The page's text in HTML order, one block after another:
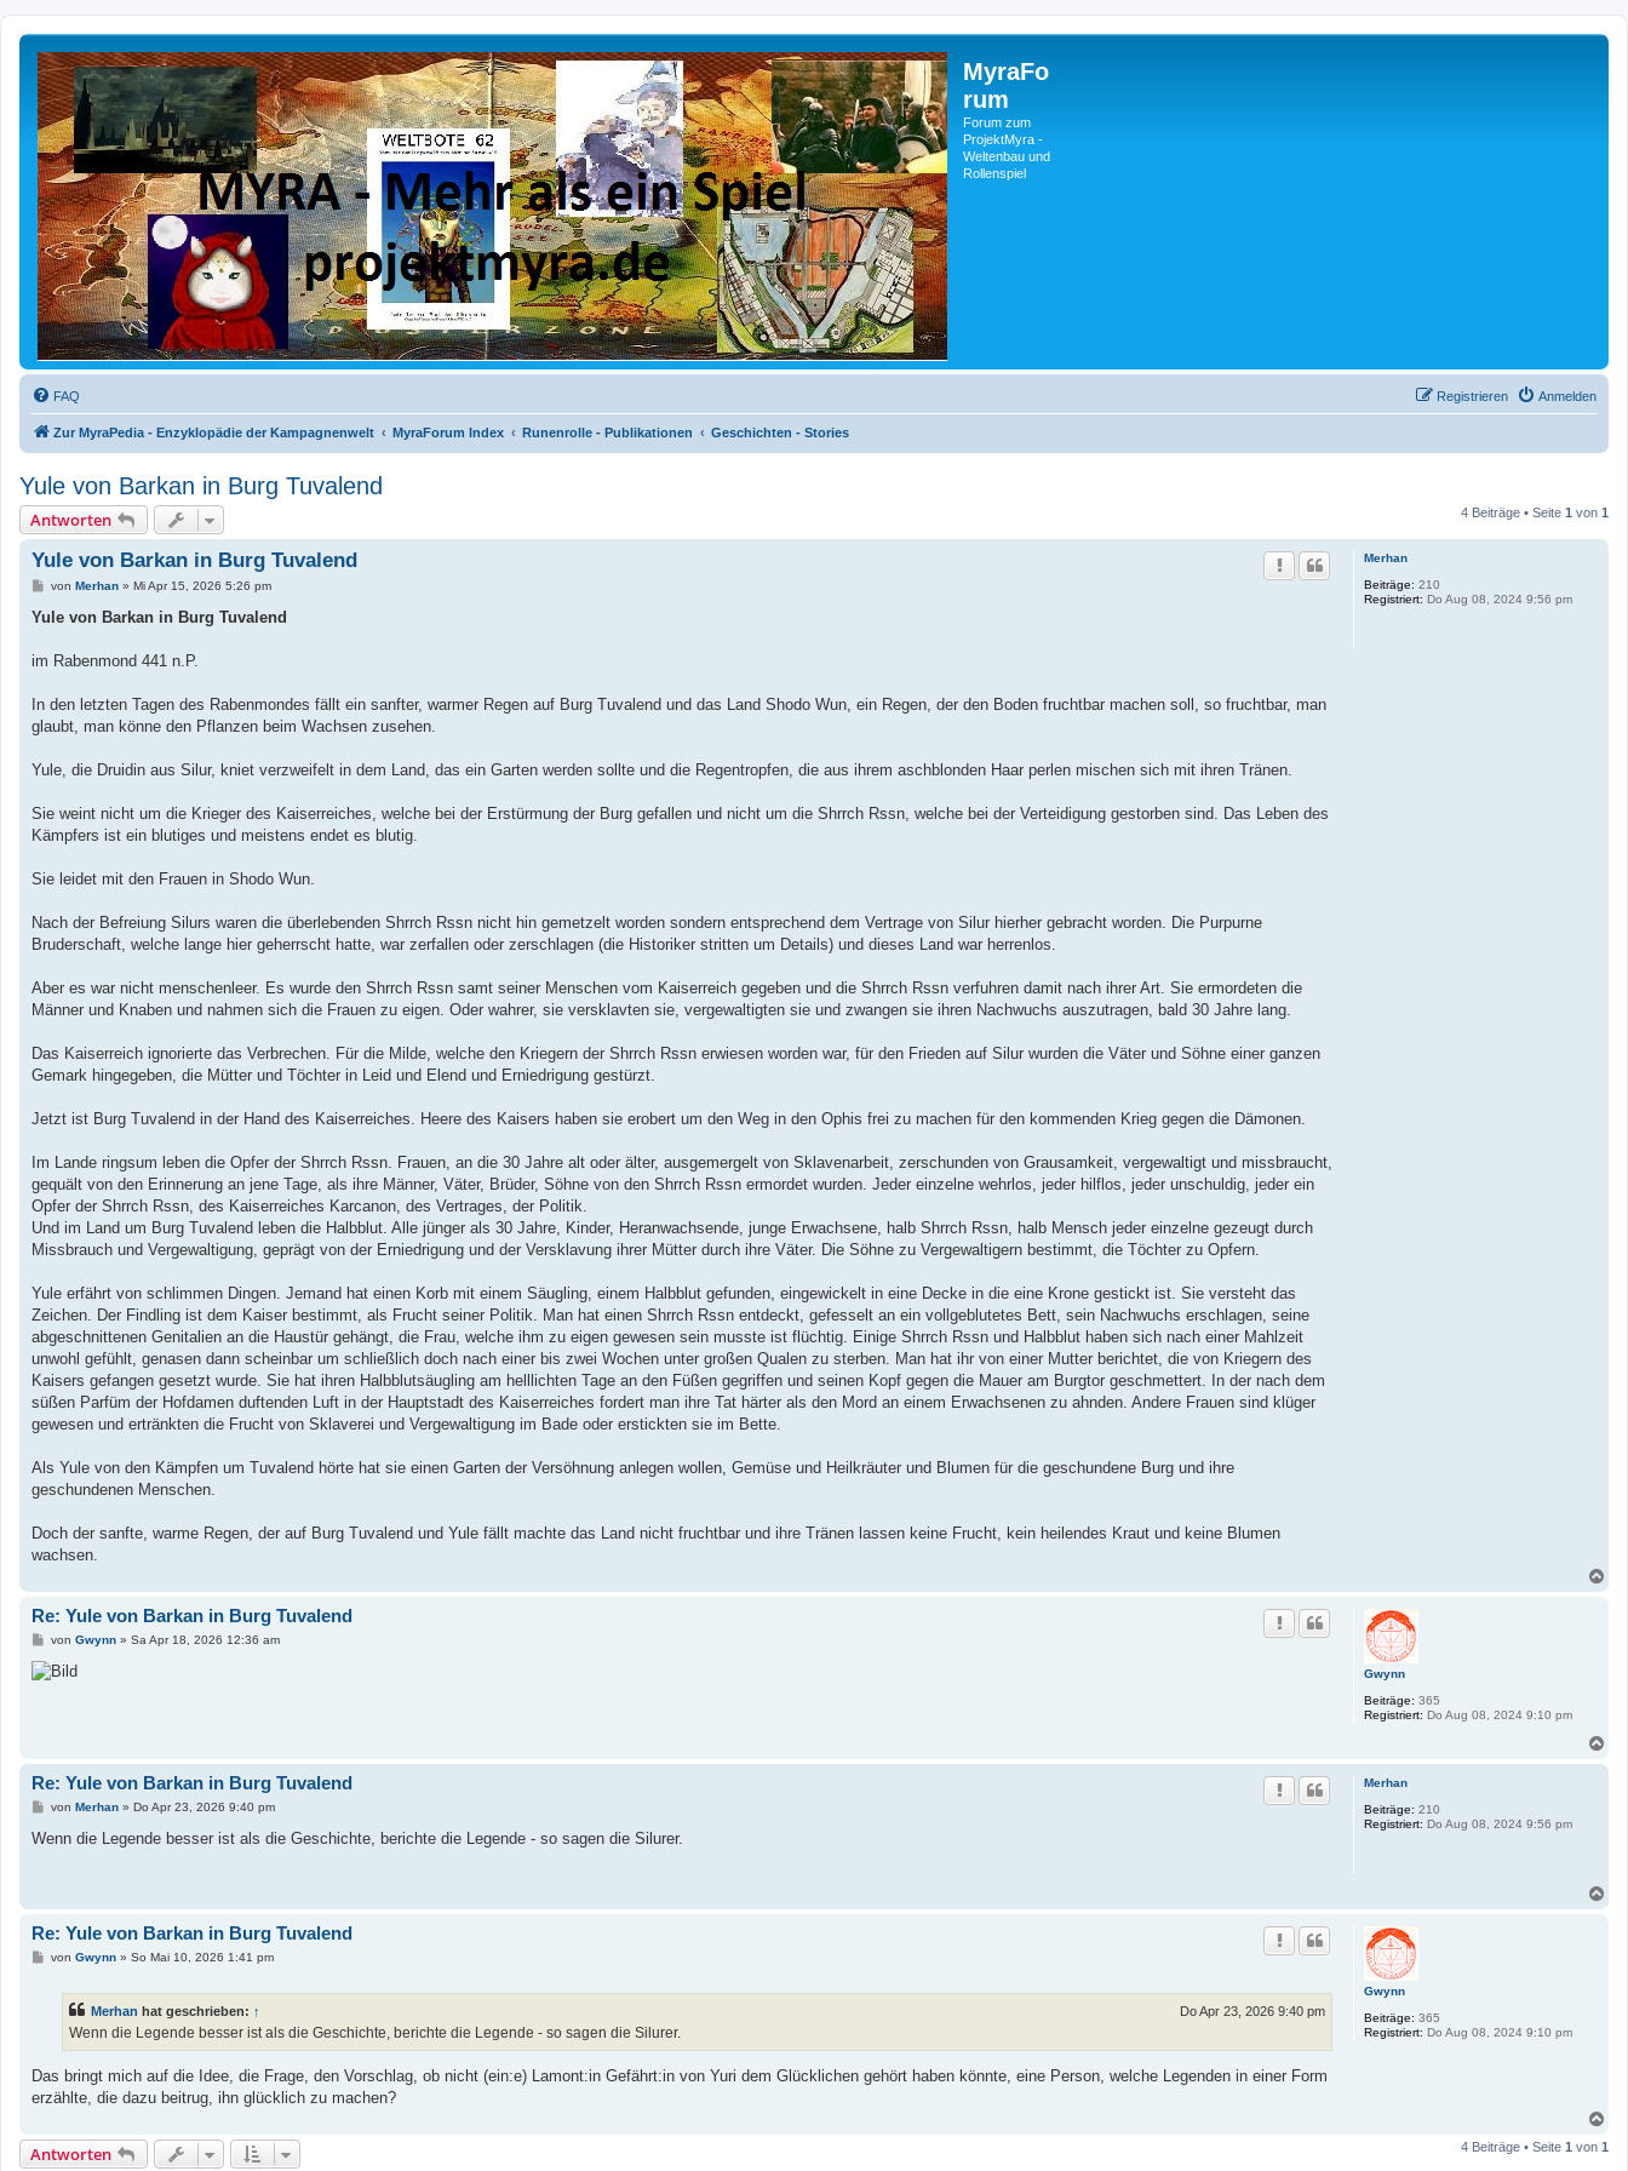
MyraFo
rum
Forum zum
ProjektMyra -
Weltenbau und
Rollenspiel
FAQ Anmelden
Registrieren
Zur MyraPedia - Enzyklopädie der Kampagnenwelt MyraForum Index Runenrolle - Publikationen Geschichten - Stories
Yule von Barkan in Burg Tuvalend
Antworten 4 Beiträge • Seite 1 von 1
Merhan
Beiträge: 210
Registriert: Do Aug 08, 2024 9:56 pm
Yule von Barkan in Burg Tuvalend
B
i
a
von Merhan» Mi Apr 15, 2026 5:26 pm
Yule von Barkan in Burg Tuvalend
im Rabenmond 441 n.P.
In den letzten Tagen des Rabenmondes fällt ein sanfter, warmer Regen auf Burg Tuvalend und das Land Shodo Wun, ein Regen, der den Boden fruchtbar machen soll, so fruchtbar, man
glaubt, man könne den Pflanzen beim Wachsen zusehen.
Yule, die Druidin aus Silur, kniet verzweifelt in dem Land, das ein Garten werden sollte und die Regentropfen, die aus ihrem aschblonden Haar perlen mischen sich mit ihren Tränen.
Sie weint nicht um die Krieger des Kaiserreiches, welche bei der Erstürmung der Burg gefallen und nicht um die Shrrch Rssn, welche bei der Verteidigung gestorben sind. Das Leben des
Kämpfers ist ein blutiges und meistens endet es blutig.
Sie leidet mit den Frauen in Shodo Wun.
Nach der Befreiung Silurs waren die überlebenden Shrrch Rssn nicht hin gemetzelt worden sondern entsprechend dem Vertrage von Silur hierher gebracht worden. Die Purpurne
Bruderschaft, welche lange hier geherrscht hatte, war zerfallen oder zerschlagen (die Historiker stritten um Details) und dieses Land war herrenlos.
Aber es war nicht menschenleer. Es wurde den Shrrch Rssn samt seiner Menschen vom Kaiserreich gegeben und die Shrrch Rssn verfuhren damit nach ihrer Art. Sie ermordeten die
Männer und Knaben und nahmen sich die Frauen zu eigen. Oder wahrer, sie versklavten sie, vergewaltigten sie und zwangen sie ihren Nachwuchs auszutragen, bald 30 Jahre lang.
Das Kaiserreich ignorierte das Verbrechen. Für die Milde, welche den Kriegern der Shrrch Rssn erwiesen worden war, für den Frieden auf Silur wurden die Väter und Söhne einer ganzen
Gemark hingegeben, die Mütter und Töchter in Leid und Elend und Erniedrigung gestürzt.
Jetzt ist Burg Tuvalend in der Hand des Kaiserreiches. Heere des Kaisers haben sie erobert um den Weg in den Ophis frei zu machen für den kommenden Krieg gegen die Dämonen.
Im Lande ringsum leben die Opfer der Shrrch Rssn. Frauen, an die 30 Jahre alt oder älter, ausgemergelt von Sklavenarbeit, zerschunden von Grausamkeit, vergewaltigt und missbraucht,
gequält von den Erinnerung an jene Tage, als ihre Männer, Väter, Brüder, Söhne von den Shrrch Rssn ermordet wurden. Jeder einzelne wehrlos, jeder hilflos, jeder unschuldig, jeder ein
Opfer der Shrrch Rssn, des Kaiserreiches Karcanon, des Vertrages, der Politik.
Und im Land um Burg Tuvalend leben die Halbblut. Alle jünger als 30 Jahre, Kinder, Heranwachsende, junge Erwachsene, halb Shrrch Rssn, halb Mensch jeder einzelne gezeugt durch
Missbrauch und Vergewaltigung, geprägt von der Erniedrigung und der Versklavung ihrer Mütter durch ihre Väter. Die Söhne zu Vergewaltigern bestimmt, die Töchter zu Opfern.
Yule erfährt von schlimmen Dingen. Jemand hat einen Korb mit einem Säugling, einem Halbblut gefunden, eingewickelt in eine Decke in die eine Krone gestickt ist. Sie versteht das
Zeichen. Der Findling ist dem Kaiser bestimmt, als Frucht seiner Politik. Man hat einen Shrrch Rssn entdeckt, gefesselt an ein vollgeblutetes Bett, sein Nachwuchs erschlagen, seine
abgeschnittenen Genitalien an die Haustür gehängt, die Frau, welche ihm zu eigen gewesen sein musste ist flüchtig. Einige Shrrch Rssn und Halbblut haben sich nach einer Mahlzeit
unwohl gefühlt, genasen dann scheinbar um schließlich doch nach einer bis zwei Wochen unter großen Qualen zu sterben. Man hat ihr von einer Mutter berichtet, die von Kriegern des
Kaisers gefangen gesetzt wurde. Sie hat ihren Halbblutsäugling am helllichten Tage an den Füßen gegriffen und seinen Kopf gegen die Mauer am Burgtor geschmettert. In der nach dem
süßen Parfüm der Hofdamen duftenden Luft in der Hauptstadt des Kaiserreiches fordert man ihre Tat härter als den Mord an einem Erwachsenen zu ahnden. Andere Frauen sind klüger
gewesen und ertränkten die Frucht von Sklaverei und Vergewaltigung im Bade oder erstickten sie im Bette.
Als Yule von den Kämpfen um Tuvalend hörte hat sie einen Garten der Versöhnung anlegen wollen, Gemüse und Heilkräuter und Blumen für die geschundene Burg und ihre
geschundenen Menschen.
Doch der sanfte, warme Regen, der auf Burg Tuvalend und Yule fällt machte das Land nicht fruchtbar und ihre Tränen lassen keine Frucht, kein heilendes Kraut und keine Blumen
wachsen.
Gwynn
Beiträge: 365
Registriert: Do Aug 08, 2024 9:10 pm
Re: Yule von Barkan in Burg Tuvalend
B
i
t
von Gwynn» Sa Apr 18, 2026 12:36 am
Merhan
Beiträge: 210
Registriert: Do Aug 08, 2024 9:56 pm
Re: Yule von Barkan in Burg Tuvalend
B
i
von Merhan» Do Apr 23, 2026 9:40 pm
Wenn die Legende besser ist als die Geschichte, berichte die Legende - so sagen die Silurer.
Gwynn
Beiträge: 365
Registriert: Do Aug 08, 2024 9:10 pm
Re: Yule von Barkan in Burg Tuvalend
Bvon Gwynn» So Mai 10, 2026 1:41 pm
Merhan hat geschrieben: ↑ Do Apr 23, 2026 9:40 pm
Wenn die Legende besser ist als die Geschichte, berichte die Legende - so sagen die Silurer.
Das bringt mich auf die Idee, die Frage, den Vorschlag, ob nicht (ein:e) Lamont:in Gefährt:in von Yuri dem Glücklichen gehört haben könnte, eine Person, welche Legenden in einer Form
erzählte, die dazu beitrug, ihn glücklich zu machen?
c
Antworten 4 Beiträge • Seite 1 von 1